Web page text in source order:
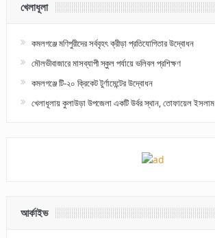
খেলাধূলা
কমলগঞ্জে মণিপুরীদের সর্ববৃহৎ ক্রীড়া প্রতিযোগিতার উদ্বোধন
মৌলভীবাজারে মাসব্যাপী স্কুল পর্যায়ে ভলিবল প্রশিক্ষণ
কমলগঞ্জে টি-২০ ক্রিকেট টুর্ণামেন্টের উদ্বোধন
খেলাধূলায় কুলাউড়া উপজেলা একটি উর্বর স্থান, তোফায়েল ইসলাম
আর্কাইভ